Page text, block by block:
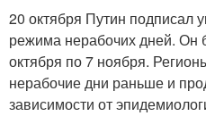
20 октября Путин подписал
режима нерабочих дней. Он
октября по 7 ноября.
нерабочие дни раньше и
зависимости от